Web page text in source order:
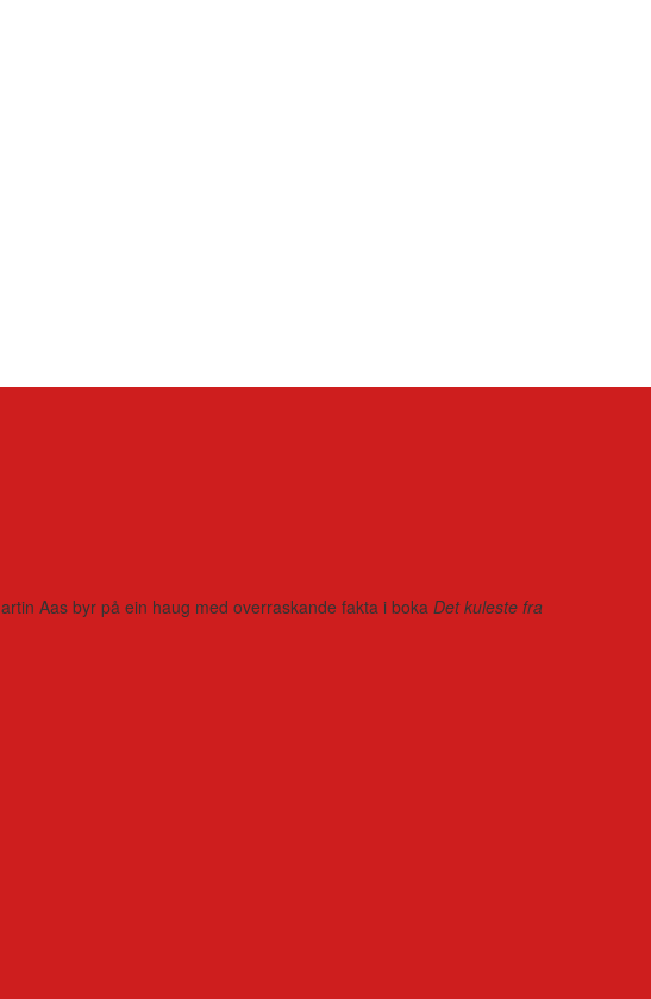
Aas byr på ein haug med overraskande fakta i boka Det kuleste fra